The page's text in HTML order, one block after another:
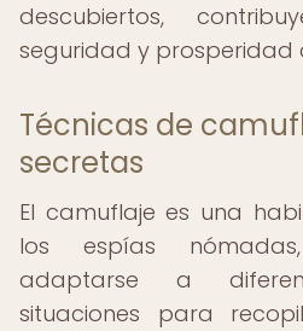
descubiertos,
seguridad y prosperidad
Técnicas de
secretas
El camuflaje es una
los espías
adaptarse a
situaciones para